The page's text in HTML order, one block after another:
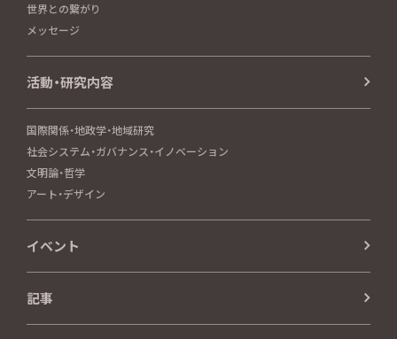
世界との繋がり
メッセージ
活動・研究内容
国際関係・地政学・地域研究
社会システム・ガバナンス・イノベーション
文明論・哲学
アート・デザイン
イベント
記事